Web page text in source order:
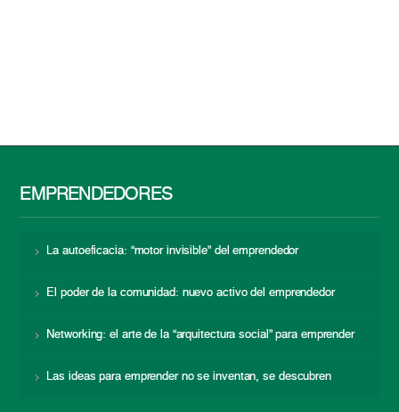
EMPRENDEDORES
La autoeficacia: “motor invisible” del emprendedor
El poder de la comunidad: nuevo activo del emprendedor
Networking: el arte de la “arquitectura social” para emprender
Las ideas para emprender no se inventan, se descubren